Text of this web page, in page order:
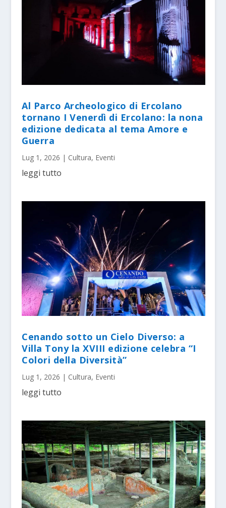
Al Parco Archeologico di Ercolano
tornano I Venerdì di Ercolano: la nona
edizione dedicata al tema Amore e
Guerra
Lug 1, 2026 | Cultura, Eventi
leggi tutto
Cenando sotto un Cielo Diverso: a
Villa Tony la XVIII edizione celebra “I
Colori della Diversità”
Lug 1, 2026 | Cultura, Eventi
leggi tutto